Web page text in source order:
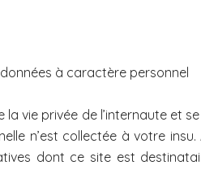
à caractère personnel
la vie privée de l’internaute et
n’est collectée à votre
dont ce site est